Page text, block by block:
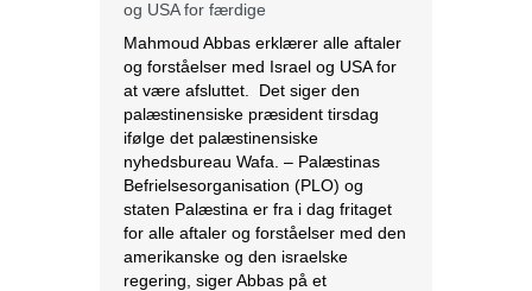
og USA for færdige
Mahmoud Abbas erklærer alle aftaler
og forståelser med Israel og USA for
at være afsluttet. Det siger den
palæstinensiske præsident tirsdag
ifølge det palæstinensiske
nyhedsbureau Wafa. – Palæstinas
Befrielsesorganisation (PLO) og
staten Palæstina er fra i dag fritaget
for alle aftaler og forståelser med den
amerikanske og den israelske
regering, siger Abbas på et